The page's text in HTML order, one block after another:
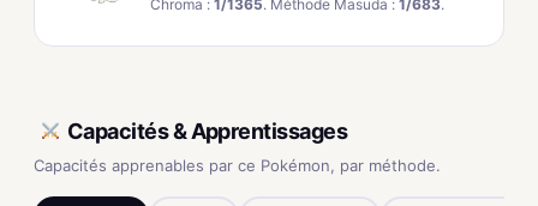
Chroma : 1/1365. Méthode Masuda : 1/683.
Capacités & Apprentissages
Capacités apprenables par ce Pokémon, par méthode.